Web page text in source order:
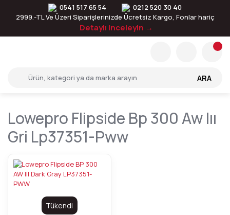
0541 517 65 54
0212 520 30 40
2999.-TL Ve Üzeri Siparişlerinizde Ücretsiz Kargo, Fonlar hariç
Detaylı inceleyin →
ARA
Lowepro Flipside Bp 300 Aw Iıı
Gri Lp37351-Pww
Tükendi